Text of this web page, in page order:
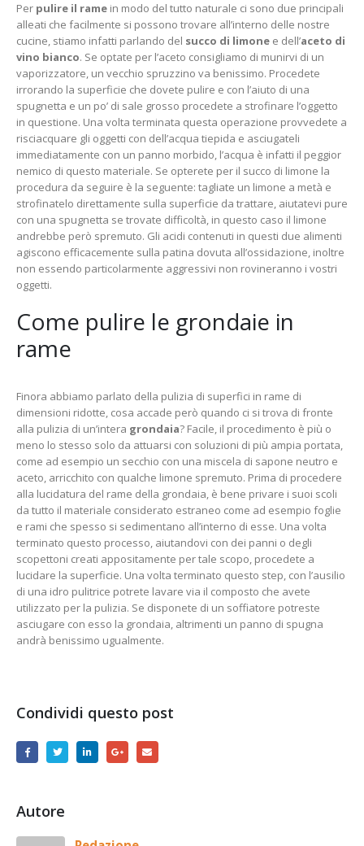
Per pulire il rame in modo del tutto naturale ci sono due principali
alleati che facilmente si possono trovare all’interno delle nostre
cucine, stiamo infatti parlando del succo di limone e dell’aceto di
vino bianco. Se optate per l’aceto consigliamo di munirvi di un
vaporizzatore, un vecchio spruzzino va benissimo. Procedete
irrorando la superficie che dovete pulire e con l’aiuto di una
spugnetta e un po’ di sale grosso procedete a strofinare l’oggetto
in questione. Una volta terminata questa operazione provvedete a
risciacquare gli oggetti con dell’acqua tiepida e asciugateli
immediatamente con un panno morbido, l’acqua è infatti il peggior
nemico di questo materiale. Se opterete per il succo di limone la
procedura da seguire è la seguente: tagliate un limone a metà e
strofinatelo direttamente sulla superficie da trattare, aiutatevi pure
con una spugnetta se trovate difficoltà, in questo caso il limone
andrebbe però spremuto. Gli acidi contenuti in questi due alimenti
agiscono efficacemente sulla patina dovuta all’ossidazione, inoltre
non essendo particolarmente aggressivi non rovineranno i vostri
oggetti.
Come pulire le grondaie in
rame
Finora abbiamo parlato della pulizia di superfici in rame di
dimensioni ridotte, cosa accade però quando ci si trova di fronte
alla pulizia di un’intera grondaia? Facile, il procedimento è più o
meno lo stesso solo da attuarsi con soluzioni di più ampia portata,
come ad esempio un secchio con una miscela di sapone neutro e
aceto, arricchito con qualche limone spremuto. Prima di procedere
alla lucidatura del rame della grondaia, è bene privare i suoi scoli
da tutto il materiale considerato estraneo come ad esempio foglie
e rami che spesso si sedimentano all’interno di esse. Una volta
terminato questo processo, aiutandovi con dei panni o degli
scopettoni creati appositamente per tale scopo, procedete a
lucidare la superficie. Una volta terminato questo step, con l’ausilio
di una idro pulitrice potrete lavare via il composto che avete
utilizzato per la pulizia. Se disponete di un soffiatore potreste
asciugare con esso la grondaia, altrimenti un panno di spugna
andrà benissimo ugualmente.
Condividi questo post
Autore